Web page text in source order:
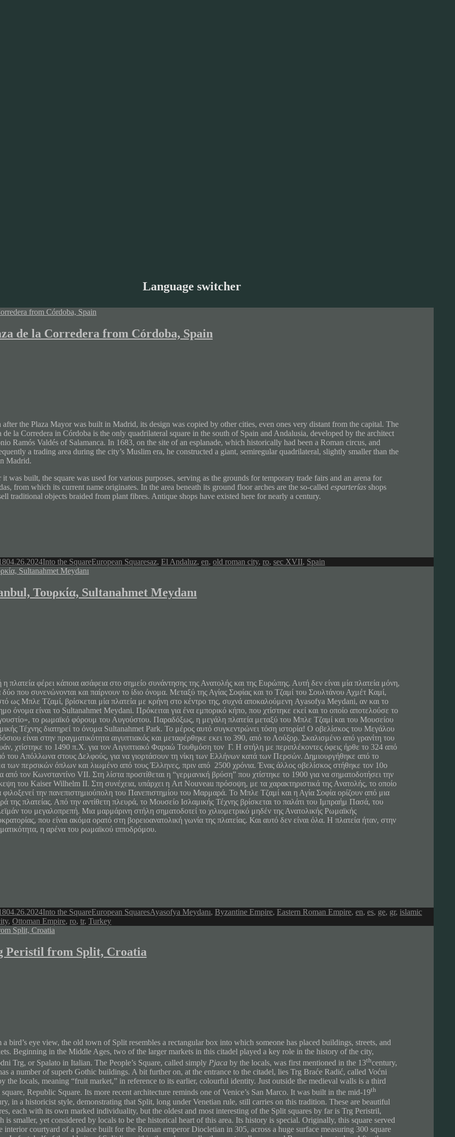
Language switcher
de la Corredera from Córdoba, Spain
after the Plaza Mayor was built in Madrid, its design was copied by other cities, even ones very distant from the capital. The
de la Corredera in Córdoba is the only quadrilateral square in the south of Spain and Andalusia, developed by the architect
Ramós Valdés of Salamanca. In 1683, on the site of an esplanade, which historically had been a Roman circus, and
a trading area during the city’s Muslim era, he constructed a giant, semiregular quadrilateral, slightly smaller than the
Madrid.
it was built, the square was used for various purposes, serving as the grounds for temporary trade fairs and an arena for
from which its current name originates. In the area beneath its ground floor arches are the so-called esparterías shops
traditional objects braided from plant fibres. Antique shops have existed here for nearly a century.
04.26.2024Author
Into the SquareCategories
European SquaresTags
az,El Andaluz,en,old roman city,ro,sec XVII, Spain
Τουρκία, Sultanahmet Meydanı
η πλατεία φέρει κάποια ασάφεια στο σημείο συνάντησης της Ανατολής και της Ευρώπης. Αυτή δεν είναι μία πλατεία μόνη,
που συνενώνονται και παίρνουν το ίδιο όνομα. Μεταξύ της Αγίας Σοφίας και το Τζαμί του Σουλτάνου Αχμέτ Καμί,
ως Μπλε Τζαμί, βρίσκεται μία πλατεία με κρήνη στο κέντρο της, συχνά αποκαλούμενη Ayasofya Meydani, αν και το
όνομα είναι το Sultanahmet Meydani. Πρόκειται για ένα εμπορικό κήπο, που χτίστηκε εκεί και το οποίο αποτελούσε το
το ρωμαϊκό φόρουμ του Αυγούστου. Παραδόξως, η μεγάλη πλατεία μεταξύ του Μπλε Τζαμί και του Μουσείου
Τέχνης διατηρεί το όνομα Sultanahmet Park. Το μέρος αυτό συγκεντρώνει τόση ιστορία! Ο οβελίσκος του Μεγάλου
είναι στην πραγματικότητα αιγυπτιακός και μεταφέρθηκε εκει το 390, από το Λούξορ. Σκαλισμένο από γρανίτη του
χτίστηκε το 1490 π.Χ. για τον Αιγυπτιακό Φαραώ Τουθμόση τον Γ. Η στήλη με περιπλέκοντες όφεις ήρθε το 324 από
του Απόλλωνα στους Δελφούς, για να γιορτάσουν τη νίκη των Ελλήνων κατά των Περσών. Δημιουργήθηκε από το
των περσικών όπλων και λιωμένο από τους Έλληνες, πριν από 2500 χρόνια. Ένας άλλος οβελίσκος στήθηκε τον 10ο
από τον Κωνσταντίνο VII. Στη λίστα προστίθεται η “γερμανική βρύση” που χτίστηκε το 1900 για να σηματοδοτήσει την
του Kaiser Wilhelm II. Στη συνέχεια, υπάρχει η Art Nouveau πρόσοψη, με τα χαρακτηριστικά της Ανατολής, το οποίο
την πανεπιστημιούπολη του Πανεπιστημίου του Μαρμαρά. Το Μπλε Τζαμί και η Αγία Σοφία ορίζουν από μια
της πλατείας. Από την αντίθετη πλευρά, το Μουσείο Ισλαμικής Τέχνης βρίσκεται το παλάτι του Ιμπραήμ Πασά, του
του μεγαλοπρεπή. Μια μαρμάρινη στήλη σηματοδοτεί το χιλιομετρικό μηδέν της Ανατολικής Ρωμαϊκής
που είναι ακόμα ορατό στη βορειοανατολική γωνία της πλατείας. Και αυτό δεν είναι όλα. Η πλατεία ήταν, στην
η αρένα του ρωμαϊκού ιπποδρόμου.
04.26.2024Author
Into the SquareCategories
European SquaresTags
Ayasofya Meydanı,Byzantine Empire,Eastern Roman Empire,en,es, ge, gr, islamic
,Ottoman Empire,ro,tr,Turkey
Peristil from Split, Croatia
a bird’s eye view, the old town of Split resembles a rectangular box into which someone has placed buildings, streets, and
Beginning in the Middle Ages, two of the larger markets in this citadel played a key role in the history of the city,
Trg, or Spalato in Italian. The People’s Square, called simply Pjacaby the locals, was first mentioned in the 13thcentury,
a number of superb Gothic buildings. A bit further on, at the entrance to the citadel, lies Trg Braće Radić, called Voćni
the locals, meaning “fruit market,” in reference to its earlier, colourful identity. Just outside the medieval walls is a third
square, Republic Square. Its more recent architecture reminds one of Venice’s San Marco. It was built in the mid-19th
in a historicist style, demonstrating that Split, long under Venetian rule, still carries on this tradition. These are beautiful
each with its own marked individuality, but the oldest and most interesting of the Split squares by far is Trg Peristril,
is smaller, yet considered by locals to be the historical heart of this area. Its history is special. Originally, this square served
interior courtyard of a palace built for the Roman emperor Diocletian in 305, across a huge surface measuring 300 square